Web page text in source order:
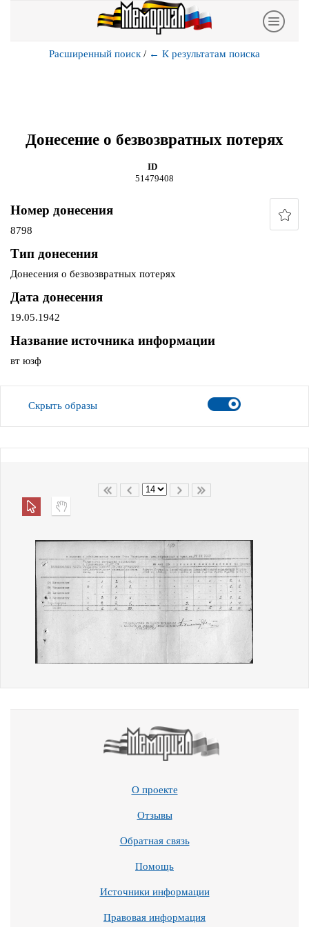
Расширенный поиск / ← К результатам поиска
Донесение о безвозвратных потерях
ID
51479408
Номер донесения
8798
Тип донесения
Донесения о безвозвратных потерях
Дата донесения
19.05.1942
Название источника информации
вт юзф
Скрыть образы
О проекте
Отзывы
Обратная связь
Помощь
Источники информации
Правовая информация